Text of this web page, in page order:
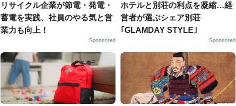
リサイクル企業が節電・発電・
蓄電を実践、社員のやる気と営
業力も向上！
Sponsored
ホテルと別荘の利点を凝縮…経
営者が選ぶシェア別荘
｢GLAMDAY STYLE｣
Sponsored